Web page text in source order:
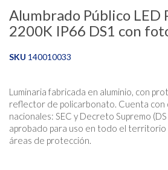
Alumbrado Público LED
2200K IP66 DS1 con
SKU 140010033
Luminaria fabricada en aluminio, con
reflector de policarbonato. Cuenta con
nacionales: SEC y Decreto Supremo
aprobado para uso en todo el territorio
áreas de protección.